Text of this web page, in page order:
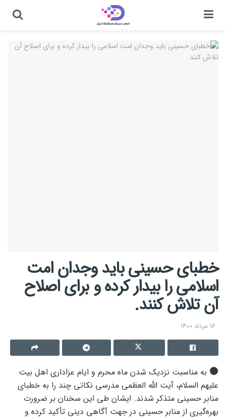
خطبای حسینی باید وجدان امت
اسلامی را بیدار کرده و برای اصلاح
آن تلاش کنند.
16 مرداد 1400
به مناسبت نزدیک شدن ماه محرم و ایام عزاداری اهل بیت
علیهم السلام، آیت الله العظمی مدرسی نکاتی چند را به خطبای
منابر حسینی متذکر شدند. ایشان طی این سخنان بر ضرورت
بهره‌گیری از منابر حسینی در جهت آگاهی دینی تأکید کرده و